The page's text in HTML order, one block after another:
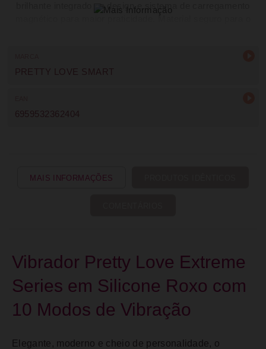
brilhante integrado no design e sistema de carregamento
PRETTY LOVE SMART
6959532362404
MAIS INFORMAÇÕES
Vibrador Pretty Love Extreme
Series em Silicone Roxo com
10 Modos de Vibração
Elegante, moderno e cheio de personalidade, o